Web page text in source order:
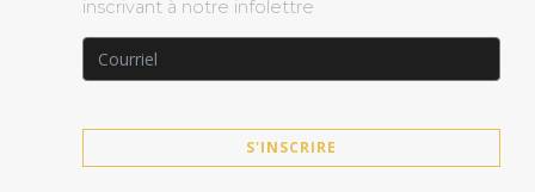
inscrivant à notre infolettre
S'INSCRIRE